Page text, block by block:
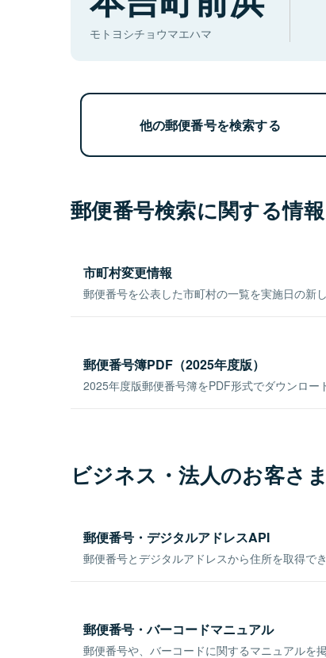
モトヨシチョウマエハマ
他の郵便番号を検索する
郵便番号検索に関する情報
市町村変更情報
郵便番号を公表した市町村の一覧を実施日の新
郵便番号簿PDF（2025年度版）
2025年度版郵便番号簿をPDF形式でダウンロー
ビジネス・法人のお客さ
郵便番号・デジタルアドレスAPI
郵便番号とデジタルアドレスから住所を取得で
郵便番号・バーコードマニュアル
郵便番号や、バーコードに関するマニュアルを